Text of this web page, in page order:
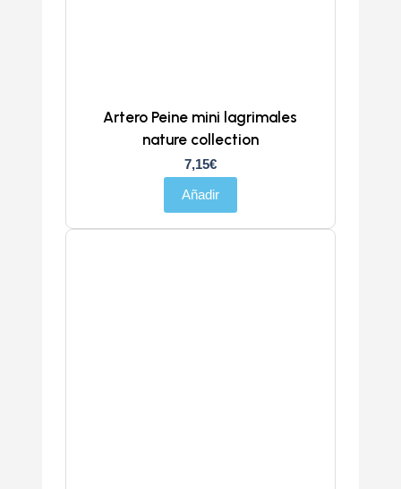
Artero Peine mini lagrimales
nature collection
7,15€
Añadir